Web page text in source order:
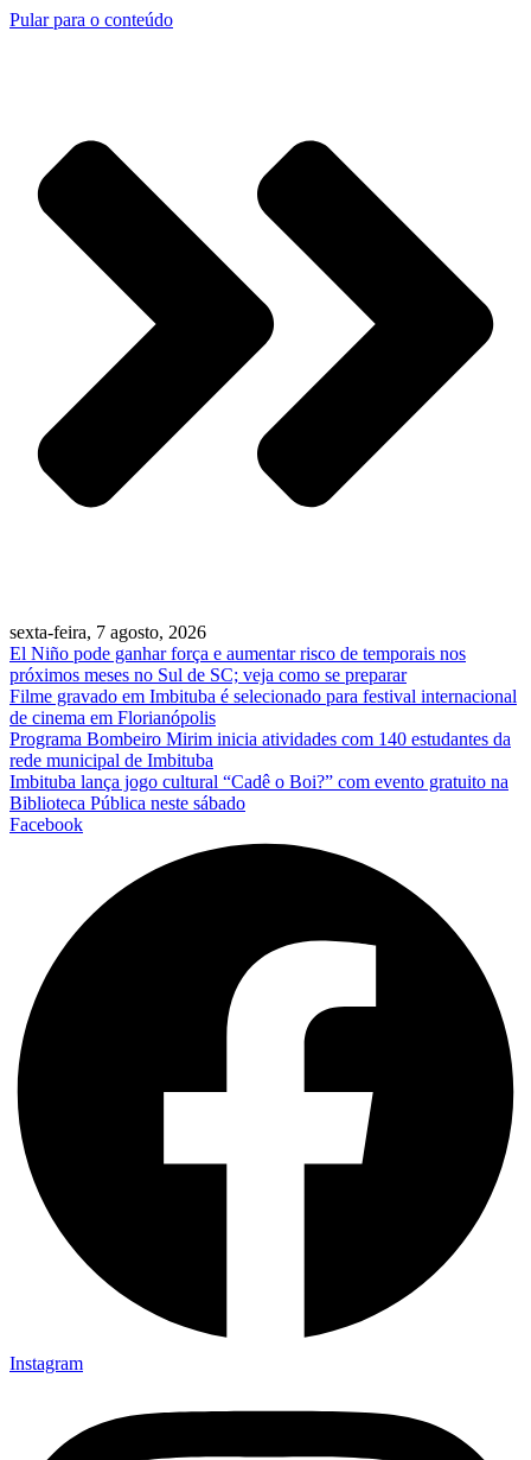
Pular para o conteúdo
sexta-feira, 7 agosto, 2026
El Niño pode ganhar força e aumentar risco de temporais nos
próximos meses no Sul de SC; veja como se preparar
Filme gravado em Imbituba é selecionado para festival internacional
de cinema em Florianópolis
Programa Bombeiro Mirim inicia atividades com 140 estudantes da
rede municipal de Imbituba
Imbituba lança jogo cultural “Cadê o Boi?” com evento gratuito na
Biblioteca Pública neste sábado
Facebook
Instagram